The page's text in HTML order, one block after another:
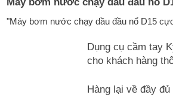
"Máy bơm nước chạy dầu đầu nổ D15
Dụng cụ cầm tay
cho khách hàng
Hàng lại về đầy